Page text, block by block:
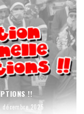
!!
décembre 2025